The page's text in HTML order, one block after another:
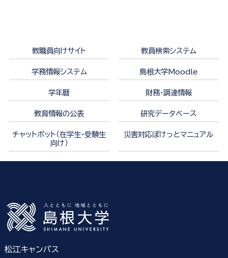
教職員向けサイト 教員検索システム
学務情報システム 島根大学Moodle
学年暦 財務・調達情報
教育情報の公表 研究データベース
チャットボット（在学生・受験生
向け）
災害対応ぽけっとマニュアル
松江キャンパス